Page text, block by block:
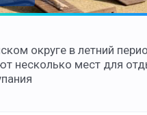
округе в летний
несколько мест для